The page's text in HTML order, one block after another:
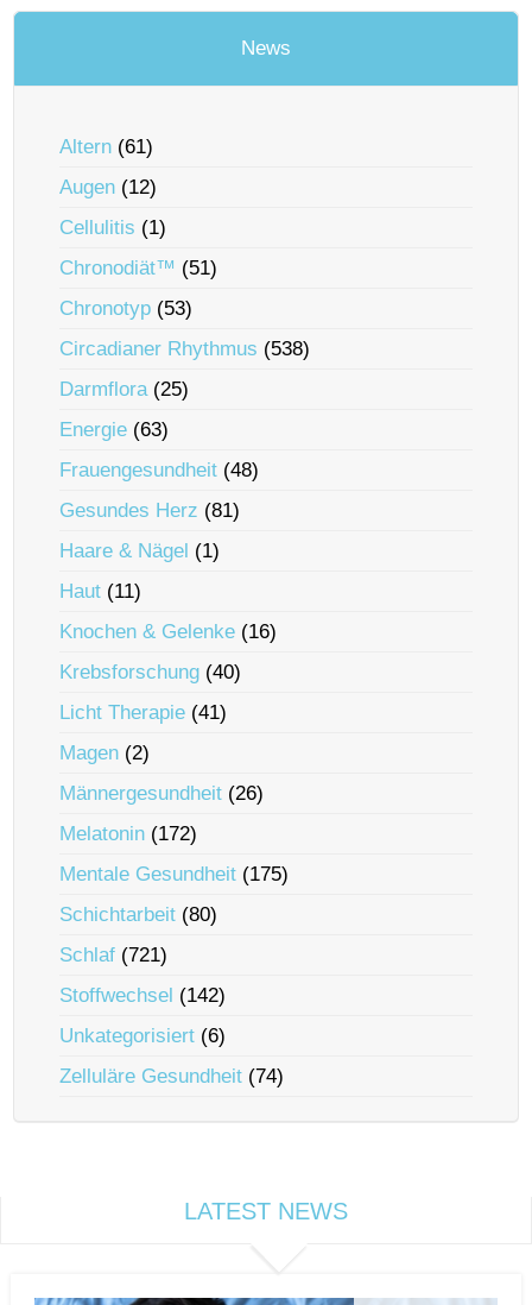
News
Altern (61)
Augen (12)
Cellulitis (1)
Chronodiät™ (51)
Chronotyp (53)
Circadianer Rhythmus (538)
Darmflora(25)
Energie (63)
Frauengesundheit (48)
Gesundes Herz (81)
Haare & Nägel (1)
Haut (11)
Knochen & Gelenke (16)
Krebsforschung (40)
Licht Therapie (41)
Magen (2)
Männergesundheit (26)
Melatonin (172)
Mentale Gesundheit (175)
Schichtarbeit (80)
Schlaf (721)
Stoffwechsel (142)
Unkategorisiert (6)
Zelluläre Gesundheit (74)
LATEST NEWS